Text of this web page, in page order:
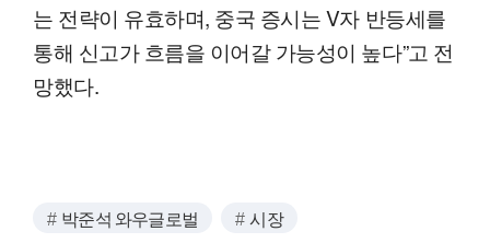
는 전략이 유효하며, 중국 증시는 V자 반등세를
통해 신고가 흐름을 이어갈 가능성이 높다”고 전
망했다.
박준석 와우글로벌 시장